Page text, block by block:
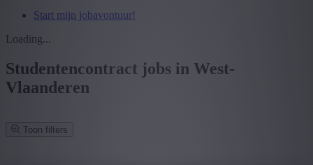
Start mijn jobavontuur!
Loading...
Studentencontract jobs in West-
Vlaanderen
Toon filters